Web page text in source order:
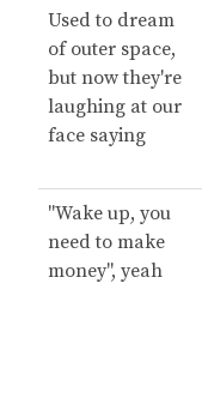
Used to dream
of outer space,
but now they're
laughing at our
face saying
"Wake up, you
need to make
money", yeah